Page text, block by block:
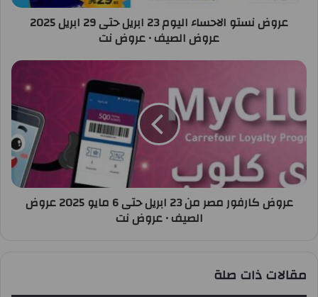
عروض نستو الاحساء اليوم 23 ابريل حتى 29 ابريل 2025
عروض الصيف • عروض نت
عروض كارفور مصر من 23 ابريل حتى 6 مايو 2025 عروض
الصيف • عروض نت
مقالات ذات صلة